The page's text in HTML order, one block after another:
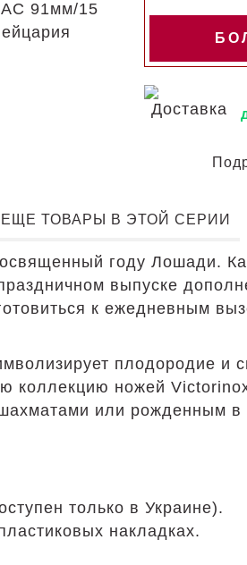
91мм/15
ЕЩЕ ТОВАРЫ В ЭТОЙ СЕРИИ
году Лошади.
выпуске
к ежедневным
плодородие и
коллекцию ножей
или рожденным
только в Украине).
накладках.